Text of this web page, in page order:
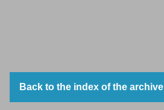
Back to the index of the archive